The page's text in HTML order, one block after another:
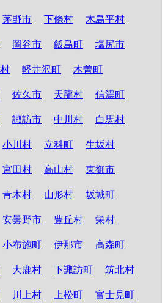
茅野市 下條村 木島平村
岡谷市 飯島町 塩尻市
軽井沢町 木曽町
佐久市 天龍村 信濃町
諏訪市 中川村 白馬村
小川村 立科町 生坂村
宮田村 高山村 東御市
青木村 山形村 坂城町
安曇野市 豊丘村 栄村
小布施町 伊那市 高森町
大鹿村 下諏訪町 筑北村
川上村 上松町 富士見町